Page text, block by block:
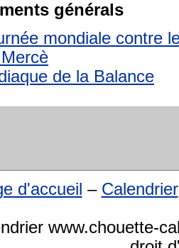
générals
mondiale contre
de la Balance
d'accueil – Calendrier
www.chouette-